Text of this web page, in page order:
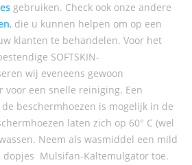
gebruiken. Check ook onze andere
, die u kunnen helpen om op een
klanten te behandelen. Voor het
SOFTSKIN-
wij eveneens gewoon
een snelle reiniging. Een
beschermhoezen is mogelijk in de
laten zich op 60° C (wel
Neem als wasmiddel een mild
dopjes Mulsifan-Kaltemulgator toe.